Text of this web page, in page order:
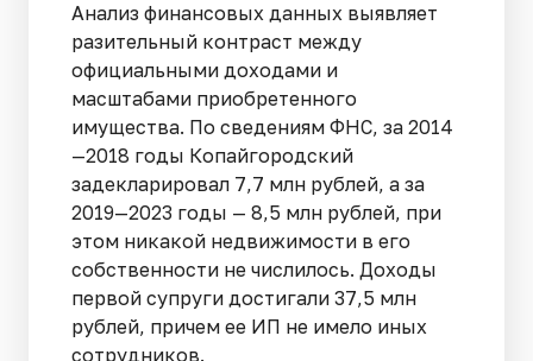
Анализ финансовых данных выявляет
разительный контраст между
официаль­ными доходами и
масштабами приобретенного
имущества. По сведениям ФНС, за 2014
—2018 годы Копайгородский
задекларировал 7,7 млн рублей, а за
2019—2023 го­ды — 8,5 млн рублей, при
этом никакой недвижимости в его
собственности не чи­слилось. Доходы
первой супруги достигали 37,5 млн
рублей, причем ее ИП не имело иных
сотрудников.